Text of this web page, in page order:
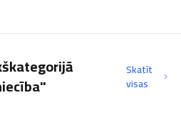
Skatīt
visas